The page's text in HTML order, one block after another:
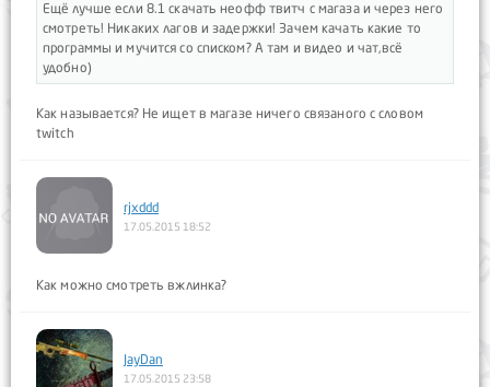
Ещё лучше если 8.1 скачать неофф твитч с магаза и через него
смотреть! Никаких лагов и задержки! Зачем качать какие то
программы и мучится со списком? А там и видео и чат,всё
удобно)
Как называется? Не ищет в магазе ничего связаного с словом
twitch
rjxddd
17.05.2015 18:52
Как можно смотреть вжлинка?
JayDan
17.05.2015 23:58